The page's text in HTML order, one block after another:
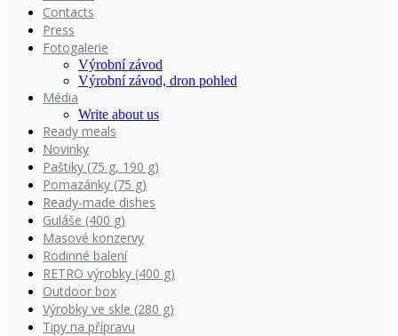
Contacts
Press
Fotogalerie
Výrobní závod
Výrobní závod, dron pohled
Média
Write about us
Ready meals
Novinky
Paštiky (75 g, 190 g)
Pomazánky (75 g)
Ready-made dishes
Guláše (400 g)
Masové konzervy
Rodinné balení
RETRO výrobky (400 g)
Outdoor box
Výrobky ve skle (280 g)
Tipy na přípravu